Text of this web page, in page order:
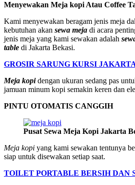
Menyewakan Meja kopi Atau Coffee
Kami menyewakan beragam jenis meja
kebutuhan akan sewa meja di acara
jenis meja yang kami sewakan adalah
table di Jakarta Bekasi.
GROSIR SARUNG KURSI
Meja kopi dengan ukuran sedang pas
jamuan minum kopi semakin keren dan
PINTU OTOMATIS CANGGIH
Pusat Sewa Meja Kopi Jakarta
Meja kopi yang kami sewakan tentunya
siap untuk disewakan setiap saat.
TOILET PORTABLE BERSIH DAN